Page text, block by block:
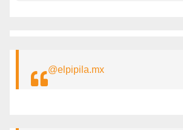
@elpipila.mx